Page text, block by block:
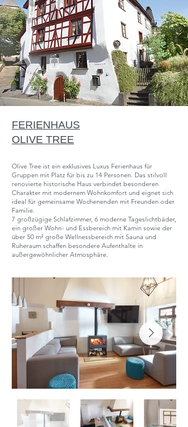
FERIENHAUS
OLIVE TREE
Olive Tree ist ein exklusives Luxus Ferienhaus für
Gruppen mit Platz für bis zu 14 Personen. Das stilvoll
renovierte historische Haus verbindet besonderen
Charakter mit modernem Wohnkomfort und eignet sich
ideal für gemeinsame Wochenenden mit Freunden oder
Familie.
7 großzügige Schlafzimmer, 6 moderne Tageslichtbäder,
ein großer Wohn- und Essbereich mit Kamin sowie der
über 50 m² große Wellnessbereich mit Sauna und
Ruheraum schaffen besondere Aufenthalte in
außergewöhnlicher Atmosphäre.